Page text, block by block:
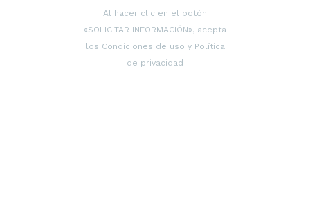
Al hacer clic en el botón
«SOLICITAR INFORMACIÓN», acepta
los Condiciones de uso y Política
de privacidad